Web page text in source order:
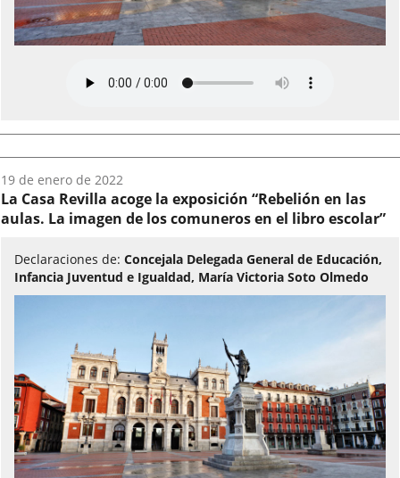
Fecha
del
audio:
19 de enero de 2022
La Casa Revilla acoge la exposición “Rebelión en las
aulas. La imagen de los comuneros en el libro escolar”
Declaraciones de: Concejala Delegada General de Educación,
Infancia Juventud e Igualdad, María Victoria Soto Olmedo